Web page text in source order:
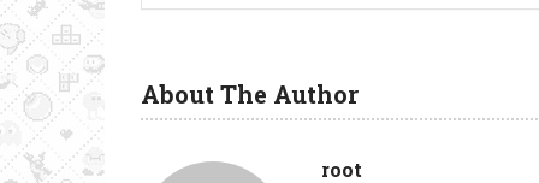
About The Author
root